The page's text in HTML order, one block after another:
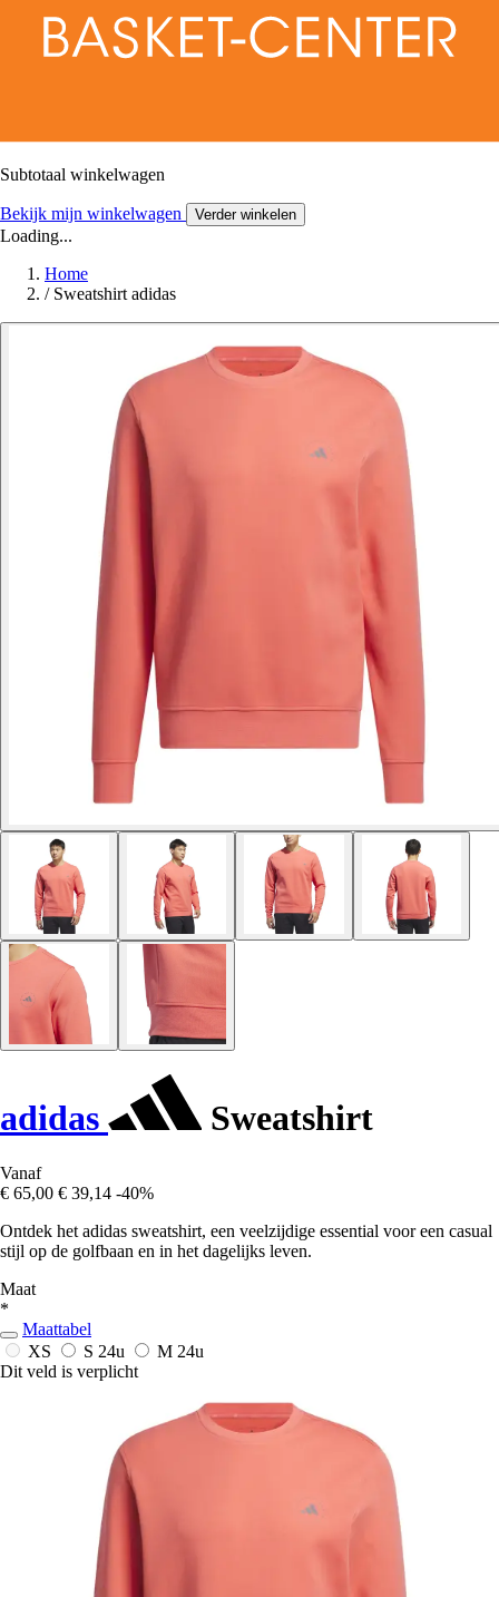
Subtotaal winkelwagen
Bekijk mijn winkelwagen Verder winkelen
Loading...
Home
/ Sweatshirt adidas
adidas Sweatshirt
Vanaf
€ 65,00 € 39,14 -40%
Ontdek het adidas sweatshirt, een veelzijdige essential voor een casual
stijl op de golfbaan en in het dagelijks leven.
Maat
*
Maattabel
XS
S 24u M 24u
Dit veld is verplicht